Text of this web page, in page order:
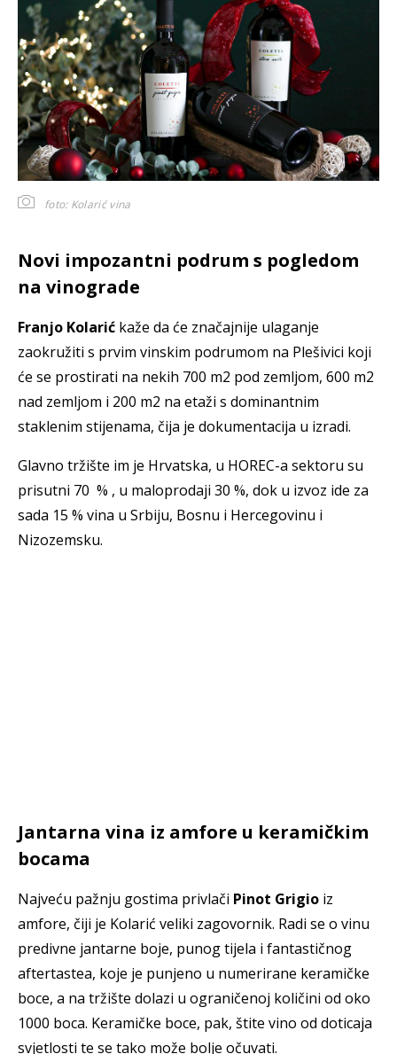
foto: Kolarić vina
Novi impozantni podrum s pogledom
na vinograde
Franjo Kolarić kaže da će značajnije ulaganje
zaokružiti s prvim vinskim podrumom na Plešivici koji
će se prostirati na nekih 700 m2 pod zemljom, 600 m2
nad zemljom i 200 m2 na etaži s dominantnim
staklenim stijenama, čija je dokumentacija u izradi.
Glavno tržište im je Hrvatska, u HOREC-a sektoru su
prisutni 70 % , u maloprodaji 30 %, dok u izvoz ide za
sada 15 % vina u Srbiju, Bosnu i Hercegovinu i
Nizozemsku.
Jantarna vina iz amfore u keramičkim
bocama
Najveću pažnju gostima privlači Pinot Grigio iz
amfore, čiji je Kolarić veliki zagovornik. Radi se o vinu
predivne jantarne boje, punog tijela i fantastičnog
aftertastea, koje je punjeno u numerirane keramičke
boce, a na tržište dolazi u ograničenoj količini od oko
1000 boca. Keramičke boce, pak, štite vino od doticaja
svjetlosti te se tako može bolje očuvati.